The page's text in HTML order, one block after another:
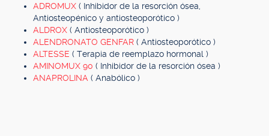
ADROMUX ( Inhibidor de la resorción ósea,
Antiosteopénico y antiosteoporótico )
ALDROX ( Antiosteoporótico )
ALENDRONATO GENFAR ( Antiosteoporótico )
ALTESSE ( Terapia de reemplazo hormonal )
AMINOMUX 90 ( Inhibidor de la resorción ósea )
ANAPROLINA ( Anabólico )